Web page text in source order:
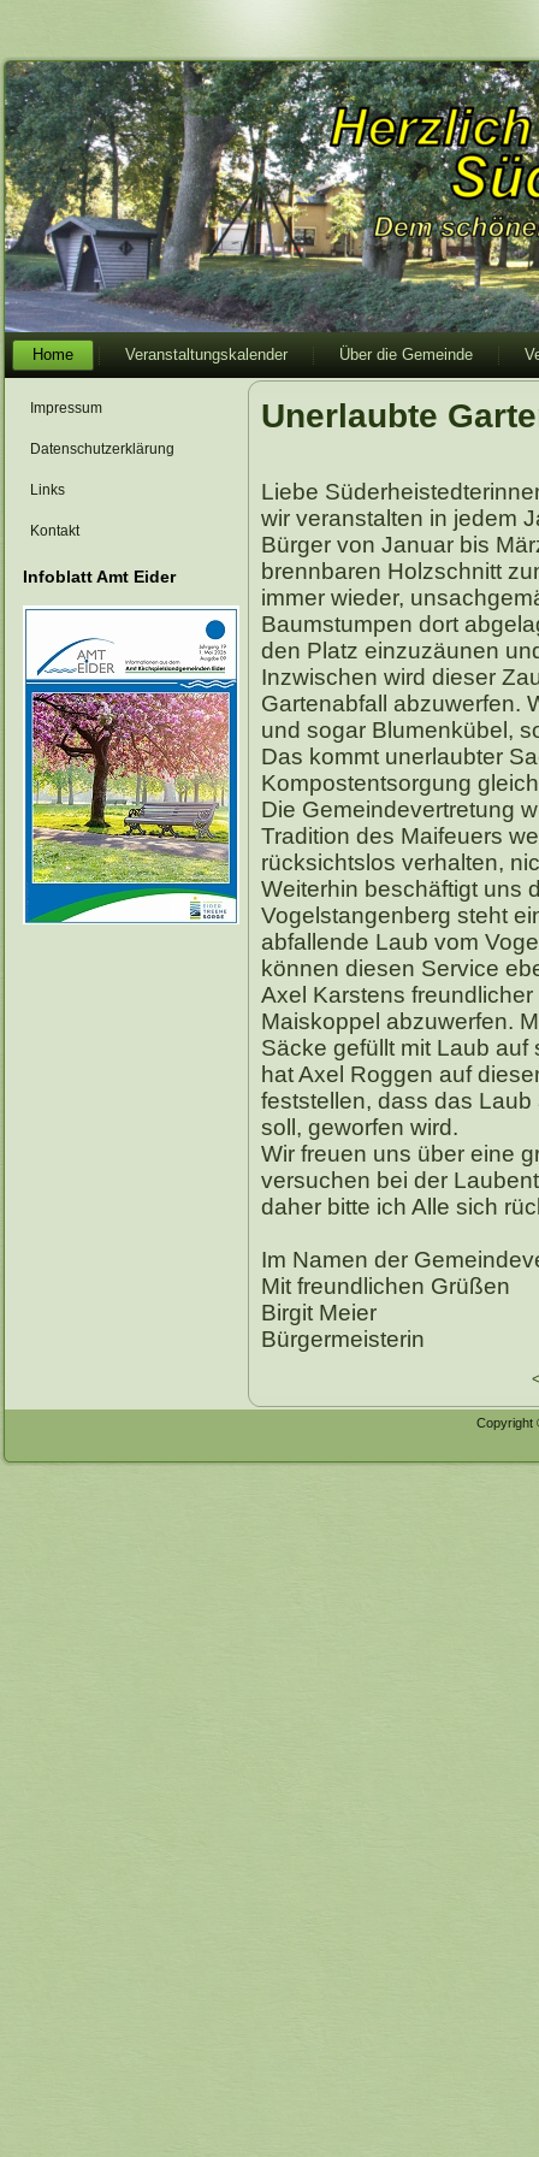
Home Veranstaltungskalender Über die Gemeinde
Impressum
Datenschutzerklärung
Links
Kontakt
Infoblatt Amt Eider
Unerlaubte
Liebe
wir veranstalten in jedem
Bürger von Januar bis
brennbaren Holzschnitt
immer wieder,
Baumstumpen dort
den Platz einzuzäunen
Inzwischen wird dieser
Gartenabfall abzuwerfen.
und sogar Blumenkübel,
Das kommt unerlaubter
Kompostentsorgung
Die Gemeindevertretung
Tradition des Maifeuers
rücksichtslos verhalten,
Weiterhin beschäftigt uns
Vogelstangenberg steht
abfallende Laub vom
können diesen Service
Axel Karstens
Maiskoppel abzuwerfen.
Säcke gefüllt mit Laub
hat Axel Roggen auf
feststellen, dass das
soll, geworfen wird.
Wir freuen uns über eine
versuchen bei der
daher bitte ich Alle sich
Im Namen der
Mit freundlichen Grüßen
Birgit Meier
Bürgermeisterin
Copyright